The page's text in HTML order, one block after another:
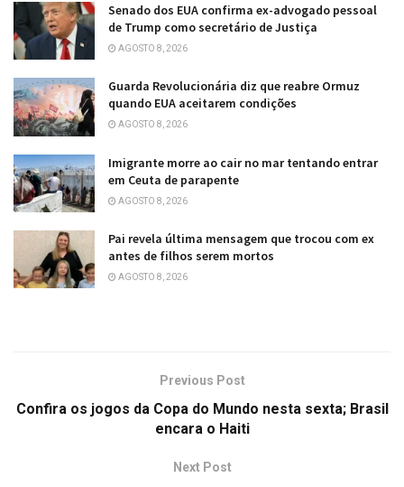
Senado dos EUA confirma ex-advogado pessoal
de Trump como secretário de Justiça
AGOSTO 8, 2026
Guarda Revolucionária diz que reabre Ormuz
quando EUA aceitarem condições
AGOSTO 8, 2026
Imigrante morre ao cair no mar tentando entrar
em Ceuta de parapente
AGOSTO 8, 2026
Pai revela última mensagem que trocou com ex
antes de filhos serem mortos
AGOSTO 8, 2026
Previous Post
Confira os jogos da Copa do Mundo nesta sexta; Brasil
encara o Haiti
Next Post